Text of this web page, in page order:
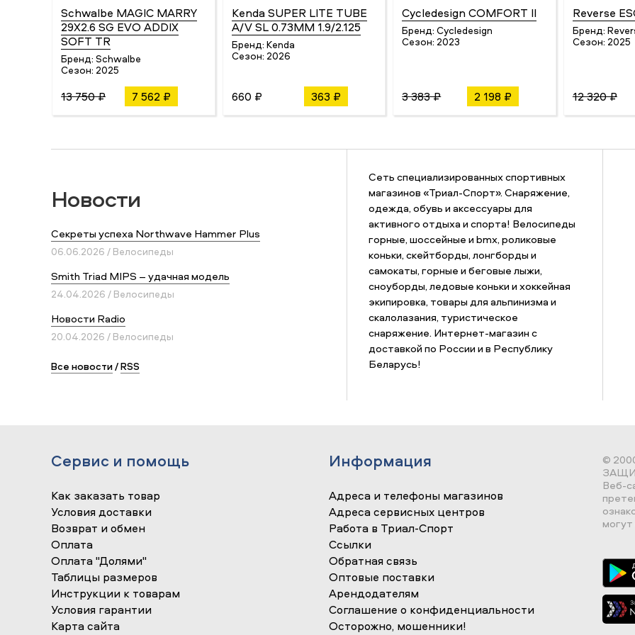
Schwalbe MAGIC MARRY
29X2.6 SG EVO ADDIX
SOFT TR
Бренд: Schwalbe
Сезон: 2025
13 750 ₽ 7 562 ₽
Kenda SUPER LITE TUBE
A/V SL 0.73MM 1.9/2.125
Бренд: Kenda
Сезон: 2026
660 ₽ 363 ₽
Cycledesign COMFORT II
Бренд: Cycledesign
Сезон: 2023
3 383 ₽ 2 198 ₽
Reverse
Бренд:
Сезон: 2025
12 320 ₽
Новости
Секреты успеха Northwave Hammer Plus
06.06.2026 / Велосипеды
Smith Triad MIPS – удачная модель
24.04.2026 / Велосипеды
Новости Radio
20.04.2026 / Велосипеды
Все новости/RSS
Сеть специализированных спортивных
магазинов «Триал-Спорт». Снаряжение,
одежда, обувь и аксессуары для
активного отдыха и спорта! Велосипеды
горные, шоссейные и bmx, роликовые
коньки, скейтборды, лонгборды и
самокаты, горные и беговые лыжи,
сноуборды, ледовые коньки и хоккейная
экипировка, товары для альпинизма и
скалолазания, туристическое
снаряжение. Интернет-магазин с
доставкой по России и в Республику
Беларусь!
Сервис и помощь
Как заказать товар
Условия доставки
Возврат и обмен
Оплата
Оплата "Долями"
Таблицы размеров
Инструкции к товарам
Условия гарантии
Карта сайта
Информация
Адреса и телефоны магазинов
Адреса сервисных центров
Работа в Триал-Спорт
Ссылки
Обратная связь
Оптовые поставки
Арендодателям
Соглашение о конфиденциальности
Осторожно, мошенники!
©
Веб-
могут